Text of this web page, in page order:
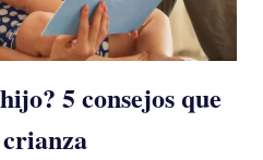
5 consejos que